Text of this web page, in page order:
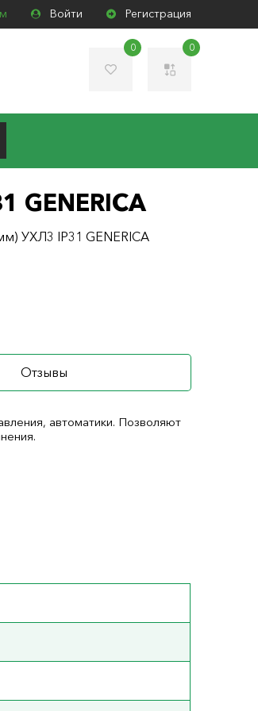
Войти Регистрация
0 0
УХЛ3 IP31 GENERICA
Отзывы
автоматики. Позволяют